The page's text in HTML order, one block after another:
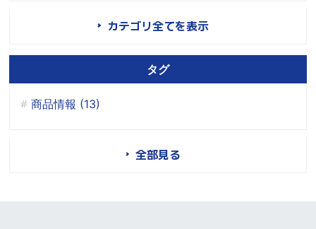
カテゴリ全てを表示
タグ
商品情報 (13)
全部見る